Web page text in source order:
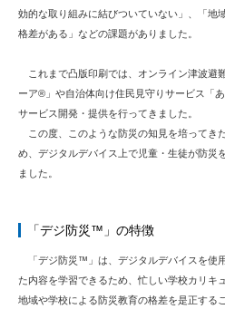
効的な取り組みに結びついていない」、「地
格差がある」などの課題がありました。
これまで凸版印刷では、オンライン津波避
ーア®」や自治体向け住民見守りサービス「
サービス開発・提供を行ってきました。
この度、このような防災の知見を培ってき
め、デジタルデバイス上で児童・生徒が防災
ました。
「デジ防災™」の特徴
「デジ防災™」は、デジタルデバイスを使
た内容を学習できるため、忙しい学校カリキ
地域や学校による防災教育の格差を是正する